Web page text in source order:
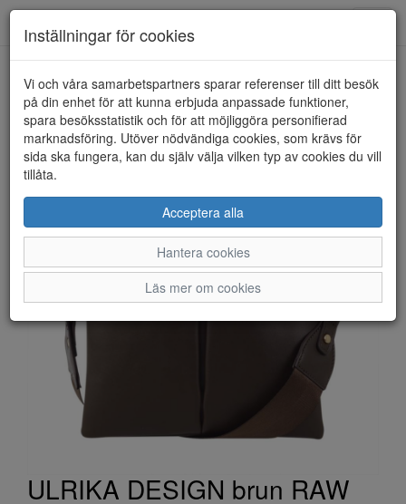
HEM ULRIKA DESIGN
ULRIKA DESIGN brun RAW
Inställningar för cookies
Vi och våra samarbetspartners sparar referenser till ditt besök
på din enhet för att kunna erbjuda anpassade funktioner,
spara besöksstatistik och för att möjliggöra personifierad
marknadsföring. Utöver nödvändiga cookies, som krävs för
sida ska fungera, kan du själv välja vilken typ av cookies du vill
tillåta.
Acceptera alla
Hantera cookies
Läs mer om cookies